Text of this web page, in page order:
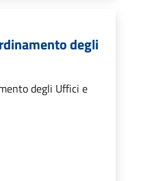
degli
degli Uffici e